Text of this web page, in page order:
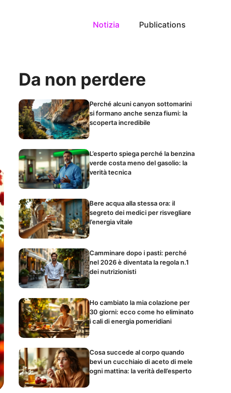
Notizia Publications
Da non perdere
Perché alcuni canyon sottomarini
si formano anche senza fiumi: la
scoperta incredibile
L’esperto spiega perché la benzina
verde costa meno del gasolio: la
verità tecnica
Bere acqua alla stessa ora: il
segreto dei medici per risvegliare
l’energia vitale
Camminare dopo i pasti: perché
nel 2026 è diventata la regola n.1
dei nutrizionisti
Ho cambiato la mia colazione per
30 giorni: ecco come ho eliminato
i cali di energia pomeridiani
Cosa succede al corpo quando
bevi un cucchiaio di aceto di mele
ogni mattina: la verità dell’esperto